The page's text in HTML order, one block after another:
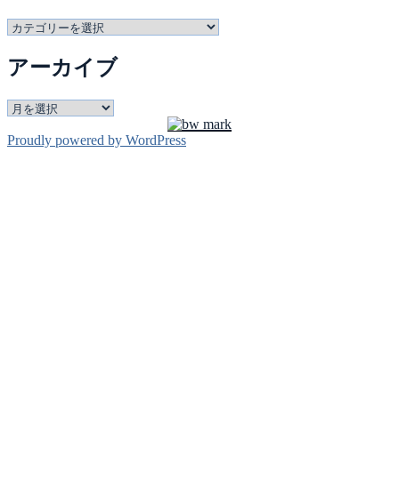
カ
ゴ
ー
アーカイブ
ア
カ
Proudly powered by WordPress